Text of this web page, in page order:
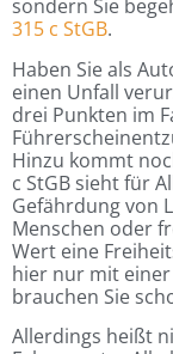
sondern Sie
315 c StGB.
Haben Sie als
einen Unfall
drei Punkten im
Hinzu kommt
c StGB sieht für
Gefährdung von
Menschen oder
Wert eine
hier nur mit
brauchen Sie
Allerdings heißt